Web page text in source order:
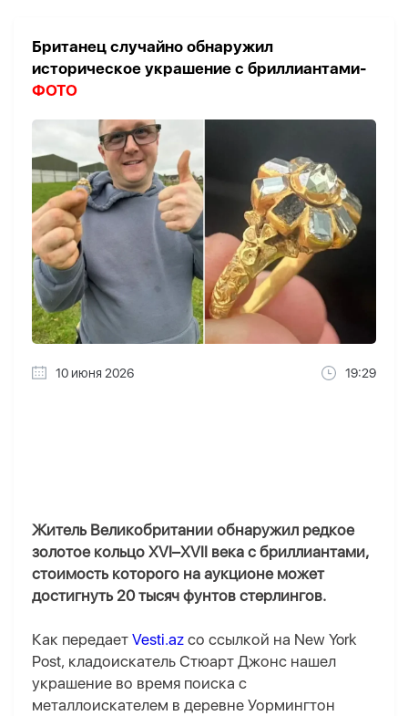
Британец случайно обнаружил
историческое украшение с бриллиантами-
ФОТО
10 июня 2026 19:29
Житель Великобритании обнаружил редкое
золотое кольцо XVI–XVII века с бриллиантами,
стоимость которого на аукционе может
достигнуть 20 тысяч фунтов стерлингов.
Как передает Vesti.az со ссылкой на New York
Post, кладоискатель Стюарт Джонс нашел
украшение во время поиска с
металлоискателем в деревне Уормингтон